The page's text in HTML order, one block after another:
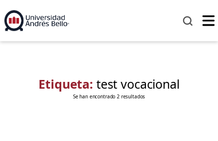
Etiqueta: test vocacional
Se han encontrado 2 resultados